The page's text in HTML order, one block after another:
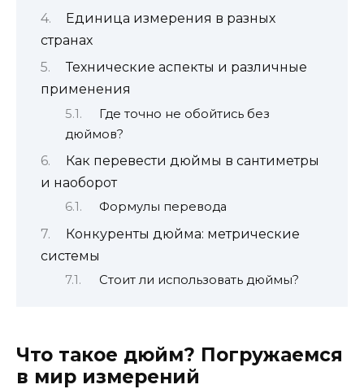
Единица измерения в разных
странах
Технические аспекты и различные
применения
Где точно не обойтись без
дюймов?
Как перевести дюймы в сантиметры
и наоборот
Формулы перевода
Конкуренты дюйма: метрические
системы
Стоит ли использовать дюймы?
Что такое дюйм? Погружаемся
в мир измерений